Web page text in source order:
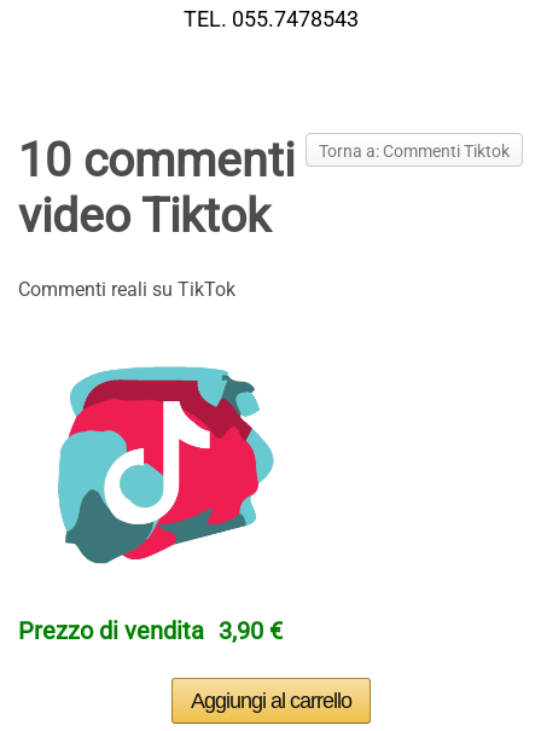
TEL. 055.7478543
Torna a: Commenti Tiktok
10 commenti
video Tiktok
Commenti reali su TikTok
Prezzo di vendita 3,90 €